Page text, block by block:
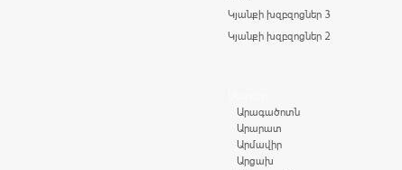
Կյանքի խզբզոցներ 3
Կյանքի խզբզոցներ 2
Արագածոտն
Արարատ
Արմավիր
Արցախ